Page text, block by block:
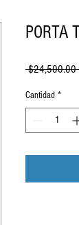
PORTA
$24,500.00
Cantidad *